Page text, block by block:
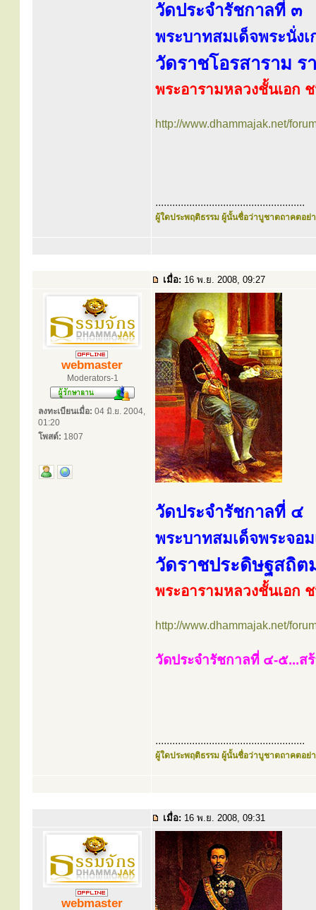
วัดประจำรัชกาลที่ ๓
พระบาทสมเด็จพระนั่งเ
วัดราชโอรสาราม ร
พระอารามหลวงชั้นเอก
http://www.dhammajak.net/
.....................................................
ผู้ใดประพฤติธรรม ผู้นั้นชื่อว่าบูชาตถาคตอย่า
เมื่อ: 16 พ.ย. 2008, 09:27
webmaster
Moderators-1
ลงทะเบียนเมื่อ: 04 มิ.ย. 2004,
01:20
โพสต์: 1807
วัดประจำรัชกาลที่ ๔
พระบาทสมเด็จพระจอม
วัดราชประดิษฐสถิต
พระอารามหลวงชั้นเอก
http://www.dhammajak.net/
วัดประจำรัชกาลที่ ๔-๕...ส
.....................................................
ผู้ใดประพฤติธรรม ผู้นั้นชื่อว่าบูชาตถาคตอย่า
เมื่อ: 16 พ.ย. 2008, 09:31
webmaster